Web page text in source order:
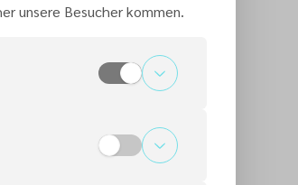
unsere Besucher kommen.